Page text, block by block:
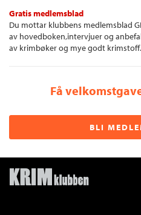
Gratis medlemsblad
Du mottar klubbens medlemsblad
av hovedboken,intervjuer og
av krimbøker og mye godt krimstoff.
Få
BLI